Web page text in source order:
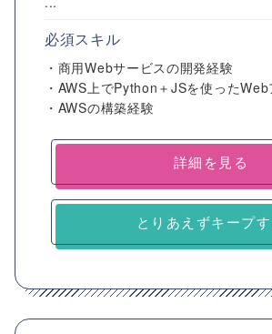
必須スキル
・商用Webサービスの開発経験
・AWS上でPython＋JSを使った
・AWSの構築経験
詳細を見る
とりあえずキープす